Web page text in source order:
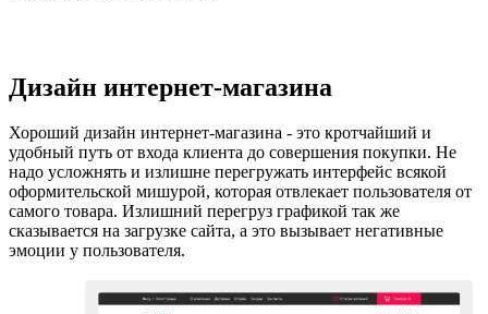
Дизайн интернет-магазина
Хороший дизайн интернет-магазина - это кротчайший и
удобный путь от входа клиента до совершения покупки. Не
надо усложнять и излишне перегружать интерфейс всякой
оформительской мишурой, которая отвлекает пользователя от
самого товара. Излишний перегруз графикой так же
сказывается на загрузке сайта, а это вызывает негативные
эмоции у пользователя.